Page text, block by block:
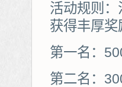
活动规则
获得丰厚
第一名：
第二名：